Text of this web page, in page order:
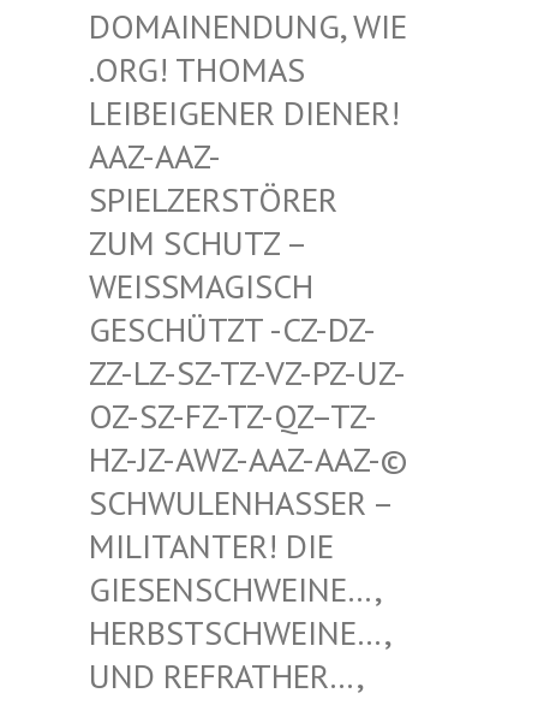
ENDUNG, WIE .ORG!
THOMAS LEIBEI
GENER DIENER! AAZ-AA
Z-SPIELZ
ERSTÖRER ZUM SC
HUTZ – WEISSMA
GISCH GESCHÜT
ZT -CZ-DZ-ZZ-LZ-S
Z-TZ-VZ-PZ-UZ-OZ-SZ-F
Z-TZ-QZ–TZ-HZ-JZ-A
WZ-AAZ-AAZ-© SCHWULE
NHASSER – MILITAN
TER! DIE GIESENS
CHWEINE…, HERBSTS
CHWEINE…, UND REF
RATHER…, BERGISC